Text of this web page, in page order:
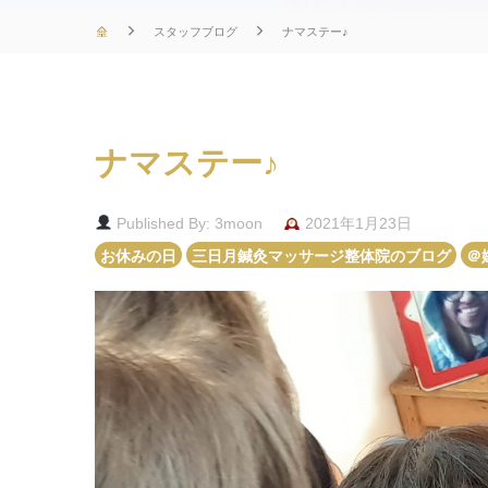
スタッフブログ ナマステー♪
ナマステー♪
Published By: 3moon 2021年1月23日
お休みの日 三日月鍼灸マッサージ整体院のブログ ＠